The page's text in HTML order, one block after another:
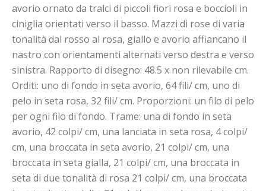
avorio ornato da tralci di piccoli fiori rosa e boccioli in
ciniglia orientati verso il basso. Mazzi di rose di varia
tonalità dal rosso al rosa, giallo e avorio affiancano il
nastro con orientamenti alternati verso destra e verso
sinistra. Rapporto di disegno: 48.5 x non rilevabile cm.
Orditi: uno di fondo in seta avorio, 64 fili/ cm, uno di
pelo in seta rosa, 32 fili/ cm. Proporzioni: un filo di pelo
per ogni filo di fondo. Trame: una di fondo in seta
avorio, 42 colpi/ cm, una lanciata in seta rosa, 4 colpi/
cm, una broccata in seta avorio, 21 colpi/ cm, una
broccata in seta gialla, 21 colpi/ cm, una broccata in
seta di due tonalità di rosa 21 colpi/ cm, una broccata